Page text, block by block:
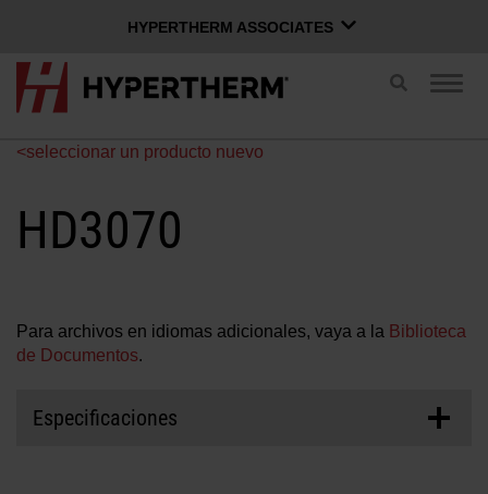
HYPERTHERM ASSOCIATES
HYPERTHERM ASSOCIATES
Chorro de agua OMAX
Cambiar
Nombre de usuario
Contáctenos
Productos
<seleccionar un producto nuevo
HD3070
Para archivos en idiomas adicionales, vaya a la Biblioteca
de Documentos.
Especificaciones